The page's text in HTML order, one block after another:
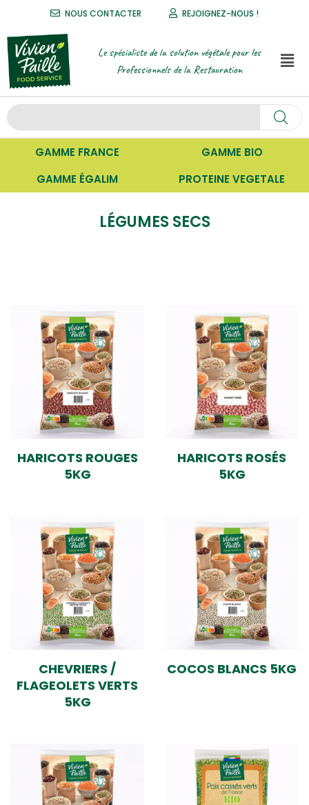
NOUS CONTACTER REJOIGNEZ-NOUS !
Le spécialiste de la solution végétale pour les
Professionnels de la Restauration
GAMME FRANCE
GAMME BIO
GAMME ÉGALIM
PROTEINE VEGETALE
LÉGUMES SECS
HARICOTS ROUGES
5KG
HARICOTS ROSÉS
5KG
CHEVRIERS /
FLAGEOLETS VERTS
5KG
COCOS BLANCS 5KG